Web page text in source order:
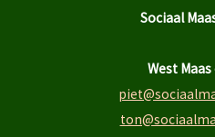
Sociaal
West Maas